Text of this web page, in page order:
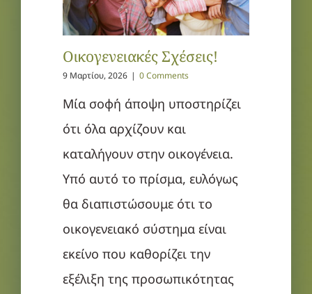
Οικογενειακές Σχέσεις!
9 Μαρτίου, 2026 | 0 Comments
Μία σοφή άποψη υποστηρίζει
ότι όλα αρχίζουν και
καταλήγουν στην οικογένεια.
Υπό αυτό το πρίσμα, ευλόγως
θα διαπιστώσουμε ότι το
οικογενειακό σύστημα είναι
εκείνο που καθορίζει την
εξέλιξη της προσωπικότητας